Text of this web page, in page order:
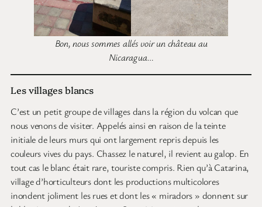
Bon, nous sommes allés voir un château au
Nicaragua…
Les villages blancs
C’est un petit groupe de villages dans la région du volcan que
nous venons de visiter. Appelés ainsi en raison de la teinte
initiale de leurs murs qui ont largement repris depuis les
couleurs vives du pays. Chassez le naturel, il revient au galop. En
tout cas le blanc était rare, touriste compris. Rien qu’à Catarina,
village d’horticulteurs dont les productions multicolores
inondent joliment les rues et dont les « miradors » donnent sur